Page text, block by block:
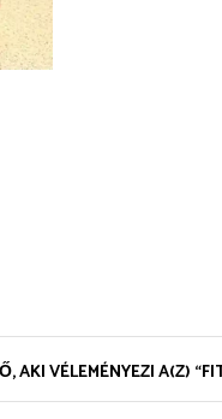
AKI VÉLEMÉNYEZI A(Z)